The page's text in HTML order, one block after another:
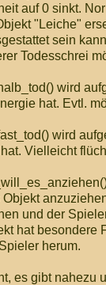
auf 0 sinkt.
"Leiche"
sein
Todesschrei
wird
hat. Evtl.
wird
Vielleicht
und der
hat besondere
herum.
es gibt nahezu